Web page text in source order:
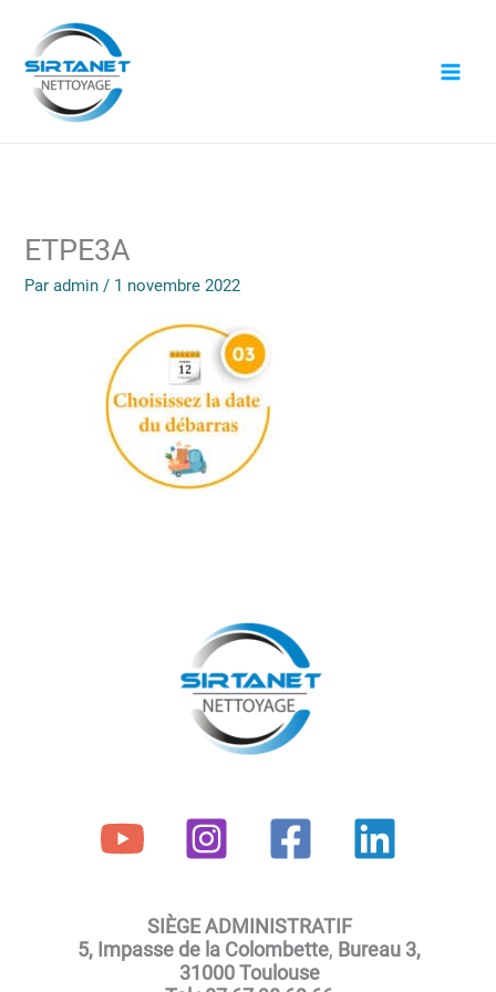
contenu
ETPE3A
Paradmin/ 1 novembre 2022
SIÈGE ADMINISTRATIF
5, Impasse de la Colombette, Bureau 3,
31000 Toulouse